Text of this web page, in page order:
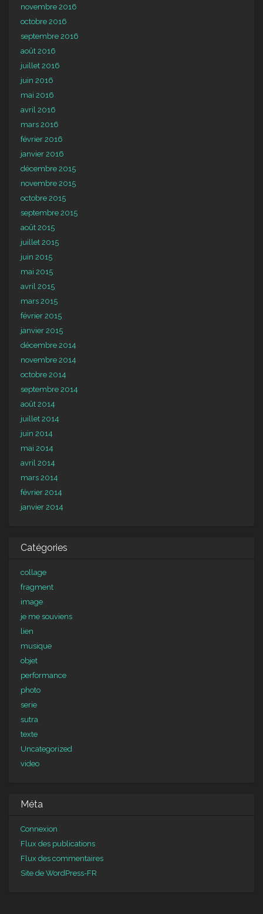
novembre 2016
octobre 2016
septembre 2016
août 2016
juillet 2016
juin 2016
mai 2016
avril 2016
mars 2016
février 2016
janvier 2016
décembre 2015
novembre 2015
octobre 2015
septembre 2015
août 2015
juillet 2015
juin 2015
mai 2015
avril 2015
mars 2015
février 2015
janvier 2015
décembre 2014
novembre 2014
octobre 2014
septembre 2014
août 2014
juillet 2014
juin 2014
mai 2014
avril 2014
mars 2014
février 2014
janvier 2014
Catégories
collage
fragment
image
je me souviens
lien
musique
objet
performance
photo
serie
sutra
texte
Uncategorized
video
Méta
Connexion
Flux des publications
Flux des commentaires
Site de WordPress-FR